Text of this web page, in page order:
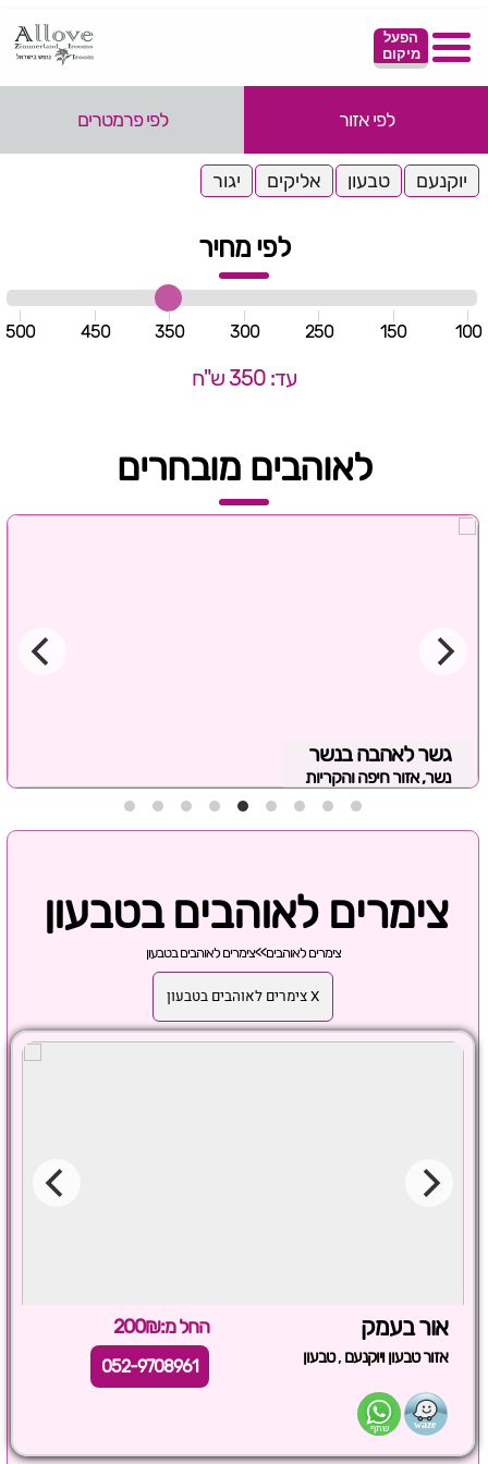
הפעל
מיקום
לפי אזור לפי פרמטרים
יוקנעם טבעון אליקים יגור
לפי מחיר
100
150
250
300
350
450
500
עד: 350 ש"ח
לאוהבים מובחרים
גשר לאהבה בנשר
נשר, אזור חיפה והקריות
צימרים לאוהבים בטבעון
צימרים לאוהבים>>צימרים לאוהבים בטבעון
X צימרים לאוהבים בטבעון
אור בעמק החל מ:200₪
אזור טבעון ויוקנעם ,טבעון 052-9708961